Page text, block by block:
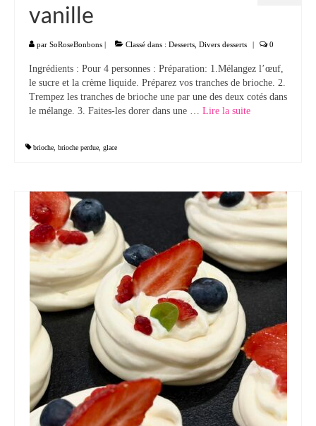
Pâtes Riz Polenta
Poissons
Tartes Pizzas Croq’
Viandes
Cakes Cheesecakes Pancakes
Caramel Compotes Confitures
Clafoutis Crèmes Flans
Crumbles Gâteaux secs Sablés
Friandises Mignardises
Gâteaux Tartes
Panna cotta Tiramisu
Divers desserts
vanille
par SoRoseBonbons | Classé dans : Desserts Divers desserts | 0
Ingrédients : Pour 4 personnes : Préparation: 1.Mélangez l’œuf,
le sucre et la crème liquide. Préparez vos tranches de brioche. 2.
Trempez les tranches de brioche une par une des deux cotés dans
le mélange. 3. Faites-les dorer dans une … Lire la suite­­
brioche brioche perdue glace